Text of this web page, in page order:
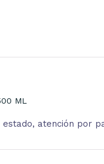
ML
atención por